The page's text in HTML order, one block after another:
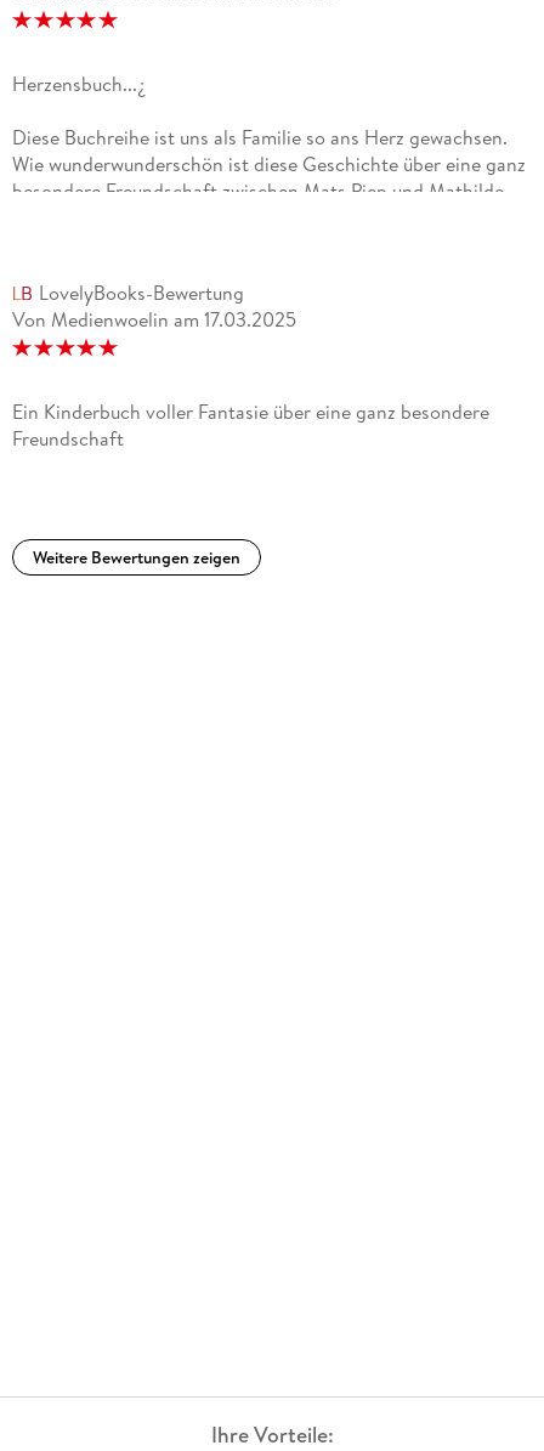
Herzensbuch...¿
Diese Buchreihe ist uns als Familie so ans Herz gewachsen.
Wie wunderwunderschön ist diese Geschichte über eine ganz
besondere Freundschaft zwischen Mats Piep und Mathilde
Emotionen einfach unbeschreiblich... Danke, Herr
Wunderlich, dass sie eine so tolle Geschichte geschrieben
haben, die für immer in unseren Herzen bleiben wird!¿¿
LovelyBooks-Bewertung
Von Medienwoelin am 17.03.2025
Ein Kinderbuch voller Fantasie über eine ganz besondere
Freundschaft
Weitere Bewertungen zeigen
Ihre Vorteile: